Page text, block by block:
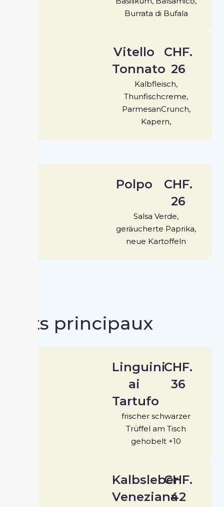
Burrata di Bufala
Vitello
Tonnato
CHF.
26
Kalbfleisch,
Thunfischcreme,
ParmesanCrunch,
Kapern,
Polpo
CHF.
26
Salsa Verde,
geräucherte Paprika,
neue Kartoffeln
Plats principaux
Linguini
ai
Tartufo
CHF.
36
frischer schwarzer
Trüffel am Tisch
gehobelt +10
Kalbsleber
Veneziana
CHF.
42